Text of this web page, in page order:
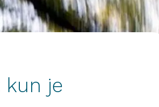
kun je